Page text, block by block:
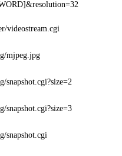
videostream.cgi
mjpeg.jpg
snapshot.cgi?size=2
snapshot.cgi?size=3
snapshot.cgi